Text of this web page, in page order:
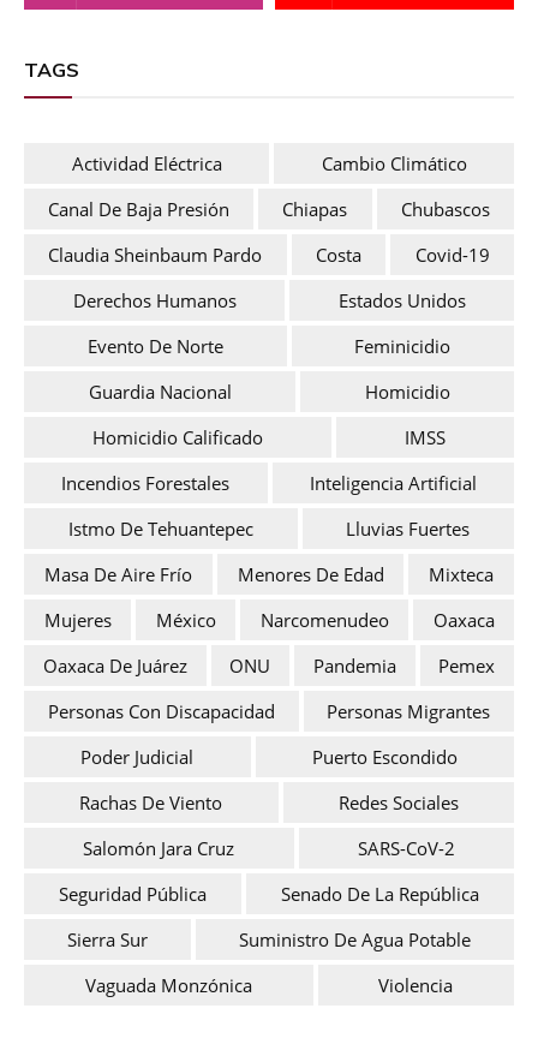
TAGS
Actividad Eléctrica
Cambio Climático
Canal De Baja Presión
Chiapas
Chubascos
Claudia Sheinbaum Pardo
Costa
Covid-19
Derechos Humanos
Estados Unidos
Evento De Norte
Feminicidio
Guardia Nacional
Homicidio
Homicidio Calificado
IMSS
Incendios Forestales
Inteligencia Artificial
Istmo De Tehuantepec
Lluvias Fuertes
Masa De Aire Frío
Menores De Edad
Mixteca
Mujeres
México Narcomenudeo
Oaxaca
Oaxaca De Juárez
ONU Pandemia
Pemex
Personas Con Discapacidad
Personas Migrantes
Poder Judicial
Puerto Escondido
Rachas De Viento
Redes Sociales
Salomón Jara Cruz
SARS-CoV-2
Seguridad Pública
Senado De La República
Sierra Sur
Suministro De Agua Potable
Vaguada Monzónica
Violencia